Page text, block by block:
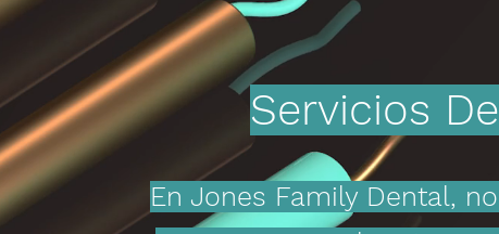
Servicios
En Jones Family Dental,